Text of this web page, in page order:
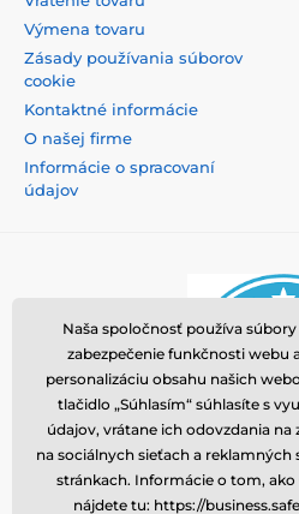
Výmena tovaru
Zásady používania súborov
cookie
Kontaktné informácie
O našej firme
Informácie o spracovaní
údajov
Naša spoločnosť používa
zabezpečenie funkčnosti webu
personalizáciu obsahu našich
tlačidlo „Súhlasím“ súhlasíte s
údajov, vrátane ich odovzdania na
na sociálnych sieťach a
stránkach. Informácie o tom, ako
nájdete tu: https://